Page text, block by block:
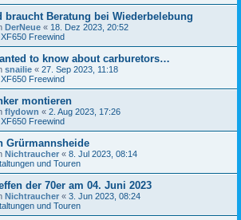
braucht Beratung bei Wiederbelebung
DerNeue « 18. Dez 2023, 20:52
Freewind
to know about carburetors…
snailie « 27. Sep 2023, 11:18
Freewind
montieren
flydown « 2. Aug 2023, 17:26
Freewind
Grürmannsheide
Nichtraucher « 8. Jul 2023, 08:14
und Touren
der 70er am 04. Juni 2023
Nichtraucher « 3. Jun 2023, 08:24
und Touren